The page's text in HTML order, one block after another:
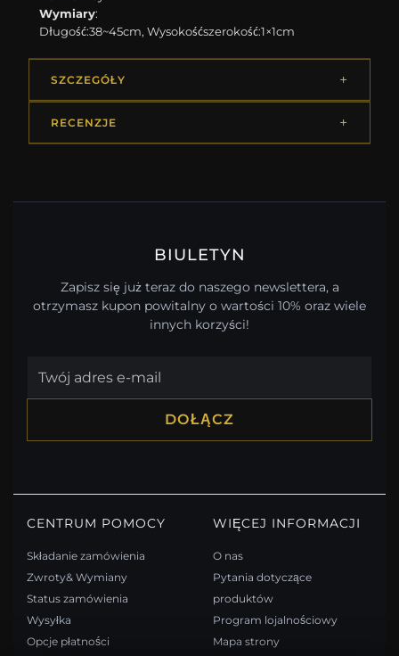
Wymiary:
Długość:38~45cm, Wysokośćszerokość:1×1cm
SZCZEGÓŁY
RECENZJE
BIULETYN
Zapisz się już teraz do naszego newslettera, a
otrzymasz kupon powitalny o wartości 10% oraz wiele
innych korzyści!
DOŁĄCZ
CENTRUM POMOCY
Składanie zamówienia
Zwroty& Wymiany
Status zamówienia
Wysyłka
Opcje płatności
WIĘCEJ INFORMACJI
O nas
Pytania dotyczące
produktów
Program lojalnościowy
Mapa strony